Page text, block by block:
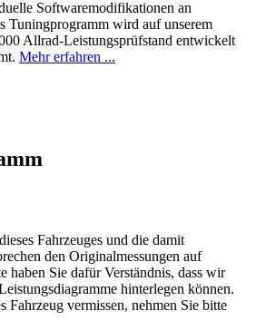
Softwaremodifikationen an
Tuningprogramm wird auf unserem
Allrad-Leistungsprüfstand entwickelt
Mehr erfahren ...
Fahrzeuges und die damit
den Originalmessungen auf
haben Sie dafür Verständnis, dass wir
hinterlegen können.
Fahrzeug vermissen, nehmen Sie bitte